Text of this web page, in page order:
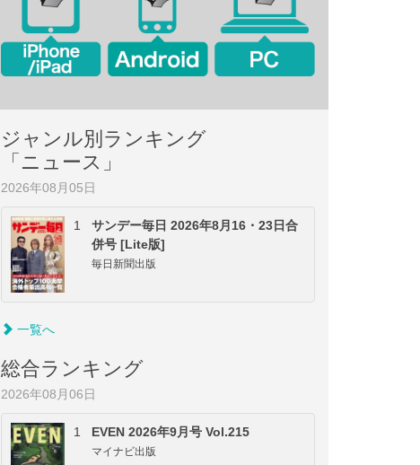
ジャンル別ランキング
「ニュース」
2026年08月05日
1
サンデー毎日 2026年8月16・23日合
併号 [Lite版]
毎日新聞出版
一覧へ
総合ランキング
2026年08月06日
1 EVEN 2026年9月号 Vol.215
マイナビ出版